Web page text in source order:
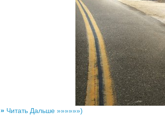
» Читать Дальше »»»»»»)